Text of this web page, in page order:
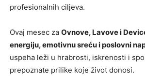
profesionalnih ciljeva.
Ovaj mesec za Ovnove, Lavove i
energiju, emotivnu sreću i poslovni
uspeha leži u hrabrosti, iskrenosti i
prepoznate prilike koje život donosi.